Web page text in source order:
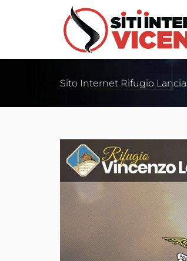
Sito Internet Rifugio Lancia